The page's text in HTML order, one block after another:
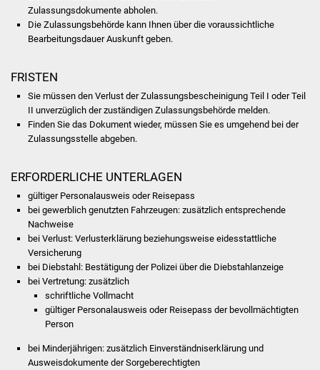
Formulare
Bildung
Schulen
Kindergärten
Volkshochschule
Soziale Einrichtungen
Zulassungsdokumente abholen.
Die Zulassungsbehörde kann Ihnen über die voraussichtliche
Bearbeitungsdauer Auskunft geben.
FRISTEN
Sie müssen den Verlust der Zulassungsbescheinigung Teil I oder Teil
II unverzüglich der zuständigen Zulassungsbehörde melden.
Finden Sie das Dokument wieder, müssen Sie es umgehend bei der
Zulassungsstelle abgeben.
ERFORDERLICHE UNTERLAGEN
gültiger Personalausweis oder Reisepass
bei gewerblich genutzten Fahrzeugen: zusätzlich entsprechende
Nachweise
bei Verlust: Verlusterklärung beziehungsweise eidesstattliche
Versicherung
bei Diebstahl: Bestätigung der Polizei über die Diebstahlanzeige
bei Vertretung: zusätzlich
schriftliche Vollmacht
gültiger Personalausweis oder Reisepass der bevollmächtigten
Person
bei Minderjährigen: zusätzlich Einverständniserklärung und
Ausweisdokumente der Sorgeberechtigten